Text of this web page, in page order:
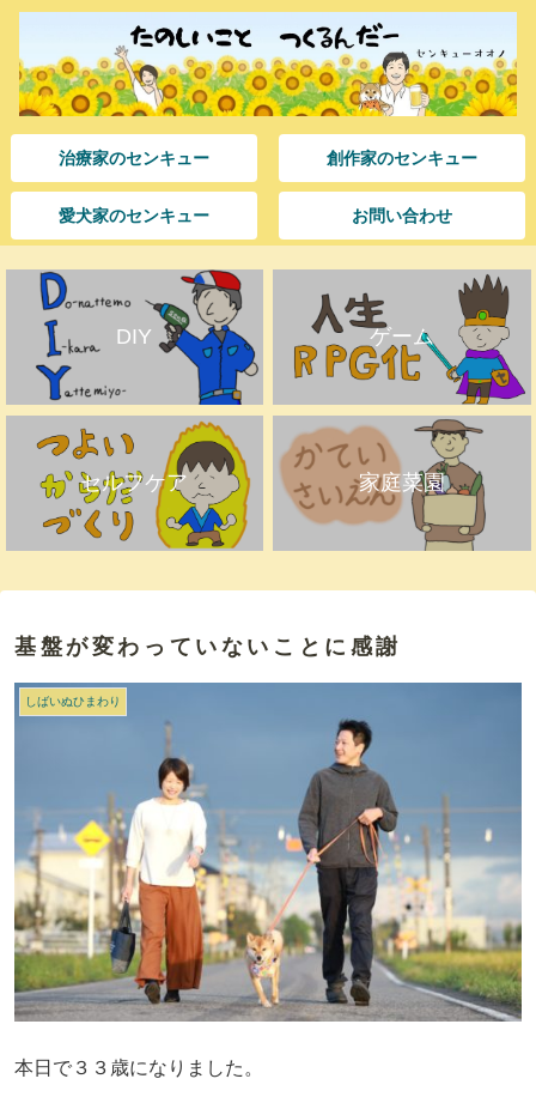
治療家のセンキュー 創作家のセンキュー
愛犬家のセンキュー お問い合わせ
DIY ゲーム
セルフケア 家庭菜園
基盤が変わっていないことに感謝
しばいぬひまわり
本日で３３歳になりました。